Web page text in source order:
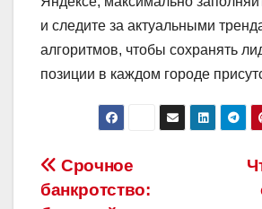
и следите за актуальными
алгоритмов, чтобы сохранять
позиции в каждом городе
Навигация
Срочное
банкротство: